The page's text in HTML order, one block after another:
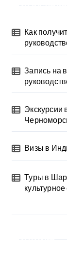
Как
Запись на
Экскурсии
Визы в
Туры в